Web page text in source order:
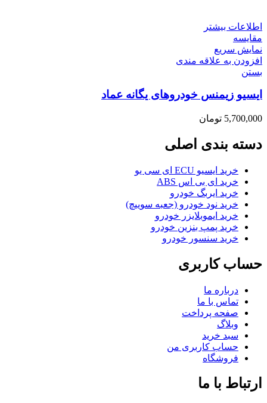
اطلاعات بیشتر
مقایسه
نمایش سریع
افزودن به علاقه مندی
بستن
ایسیو زیمنس خودروهای یگانه عماد
5,700,000 تومان
دسته بندی اصلی
خرید ایسیو ECU ای سی یو
خرید ای بی اس ABS
خرید ایربگ خودرو
خرید نود خودرو (جعبه سوییچ)
خرید ایموبلایزر خودرو
خرید پمپ بنزین خودرو
خرید سنسور خودرو
حساب کاربری
درباره ما
تماس با ما
صفحه پرداخت
وبلاگ
سبد خرید
حساب کاربری من
فروشگاه
ارتباط با ما